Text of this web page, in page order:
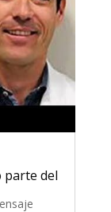
parte del